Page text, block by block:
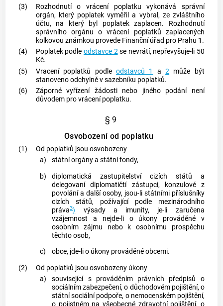
(3)
Rozhodnutí o vrácení poplatku vykonává správní
orgán, který poplatek vyměřil a vybral, ze zvláštního
účtu, na který byl poplatek zaplacen. Rozhodnutí
správního orgánu o vrácení poplatků zaplacených
kolkovou známkou provede Finanční úřad pro Prahu 1.
(4)
Poplatek podle odstavce 2se nevrátí, nepřevyšuje-li 50
Kč.
(5)
Vracení poplatků podle odstavců 1 a2 může být
stanoveno odchylně v sazebníku poplatků.
(6)
Záporné vyřízení žádosti nebo jiného podání není
důvodem pro vrácení poplatku.
§ 9
Osvobození od poplatku
(1)
Od poplatků jsou osvobozeny
a)
státní orgány a státní fondy,
b)
diplomatická zastupitelství cizích států a
delegovaní diplomatičtí zástupci, konzulové z
povolání a další osoby, jsou-li státními příslušníky
cizích států, požívající podle mezinárodního
práva3) výsady a imunity, je-li zaručena
vzájemnost a nejde-li o úkony prováděné v
osobním zájmu nebo k osobnímu prospěchu
těchto osob,
c)
obce, jde-li o úkony prováděné obcemi.
(2)
Od poplatků jsou osvobozeny úkony
a)
související s prováděním právních předpisů o
sociálním zabezpečení, o důchodovém pojištění, o
státní sociální podpoře, o nemocenském pojištění,
o pojistném na všeobecné zdravotní pojištění, o